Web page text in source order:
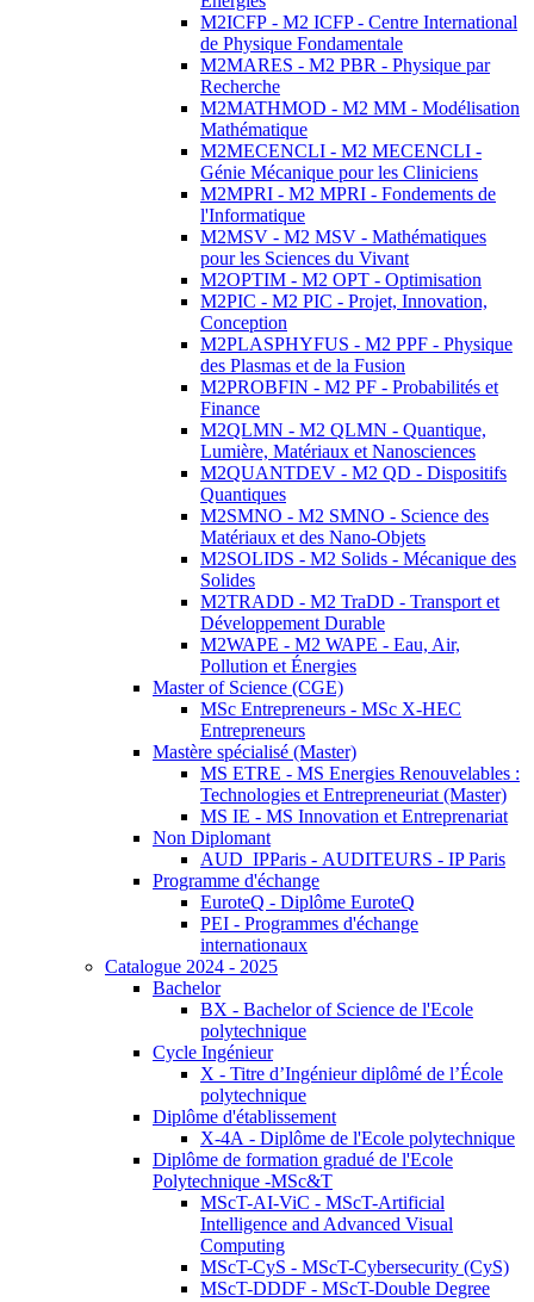
M2ICFP - M2 ICFP - Centre International
de Physique Fondamentale
M2MARES - M2 PBR - Physique par
Recherche
M2MATHMOD - M2 MM - Modélisation
Mathématique
M2MECENCLI - M2 MECENCLI -
Génie Mécanique pour les Cliniciens
M2MPRI - M2 MPRI - Fondements de
l'Informatique
M2MSV - M2 MSV - Mathématiques
pour les Sciences du Vivant
M2OPTIM - M2 OPT - Optimisation
M2PIC - M2 PIC - Projet, Innovation,
Conception
M2PLASPHYFUS - M2 PPF - Physique
des Plasmas et de la Fusion
M2PROBFIN - M2 PF - Probabilités et
Finance
M2QLMN - M2 QLMN - Quantique,
Lumière, Matériaux et Nanosciences
M2QUANTDEV - M2 QD - Dispositifs
Quantiques
M2SMNO - M2 SMNO - Science des
Matériaux et des Nano-Objets
M2SOLIDS - M2 Solids - Mécanique des
Solides
M2TRADD - M2 TraDD - Transport et
Développement Durable
M2WAPE - M2 WAPE - Eau, Air,
Pollution et Énergies
Master of Science (CGE)
MSc Entrepreneurs - MSc X-HEC
Entrepreneurs
Mastère spécialisé (Master)
MS ETRE - MS Energies Renouvelables :
Technologies et Entrepreneuriat (Master)
MS IE - MS Innovation et Entreprenariat
Non Diplomant
AUD_IPParis - AUDITEURS - IP Paris
Programme d'échange
EuroteQ - Diplôme EuroteQ
PEI - Programmes d'échange
internationaux
Catalogue 2024 - 2025
Bachelor
BX - Bachelor of Science de l'Ecole
polytechnique
Cycle Ingénieur
X - Titre d’Ingénieur diplômé de l’École
polytechnique
Diplôme d'établissement
X-4A - Diplôme de l'Ecole polytechnique
Diplôme de formation gradué de l'Ecole
Polytechnique -MSc&T
MScT-AI-ViC - MScT-Artificial
Intelligence and Advanced Visual
Computing
MScT-CyS - MScT-Cybersecurity (CyS)
MScT-DDDF - MScT-Double Degree